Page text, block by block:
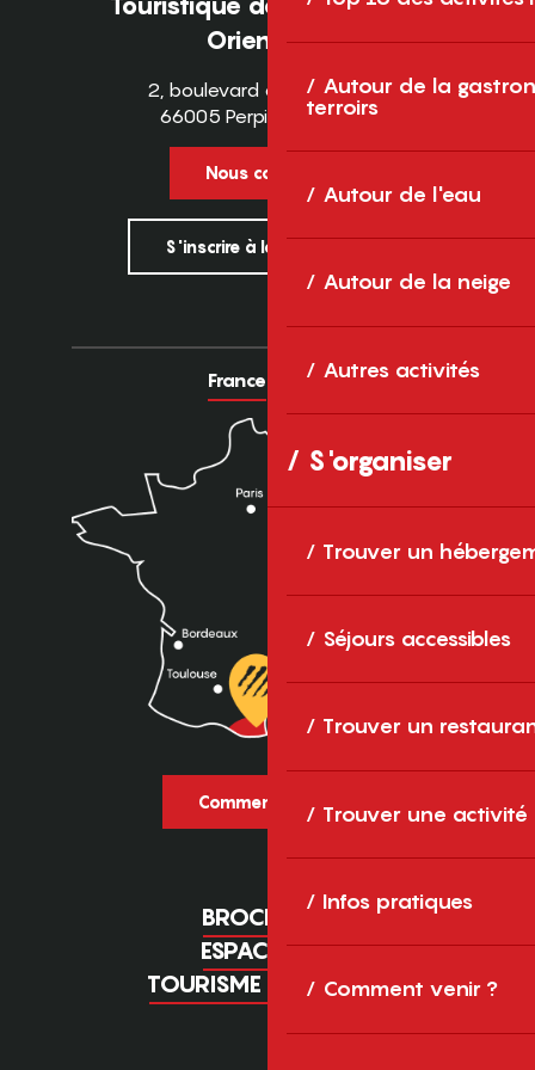
Autour de la
terroirs
Autour de l'eau
Autour de la neige
Autres activités
S'organiser
Trouver un
Séjours accessibles
Trouver un
Trouver une activité
Infos pratiques
Comment venir ?
Orientales
2, boulevard des Pyrénées
66005 Perpignan Cedex
Nous contacter
S'inscrire à la newsletter
France Europe
Comment venir ?
BROCHURES
ESPACE PRO
TOURISME D'AFFAIRES